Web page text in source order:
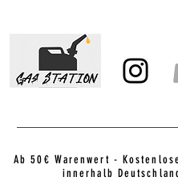
Ab 50€ Warenwert -
innerhalb